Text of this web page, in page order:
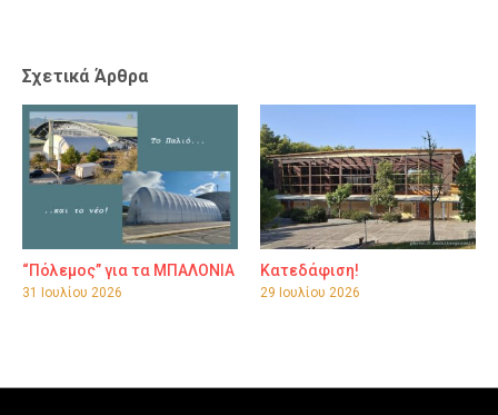
Σχετικά Άρθρα
“Πόλεμος” για τα ΜΠΑΛΟΝΙΑ
31 Ιουλίου 2026
Κατεδάφιση!
29 Ιουλίου 2026